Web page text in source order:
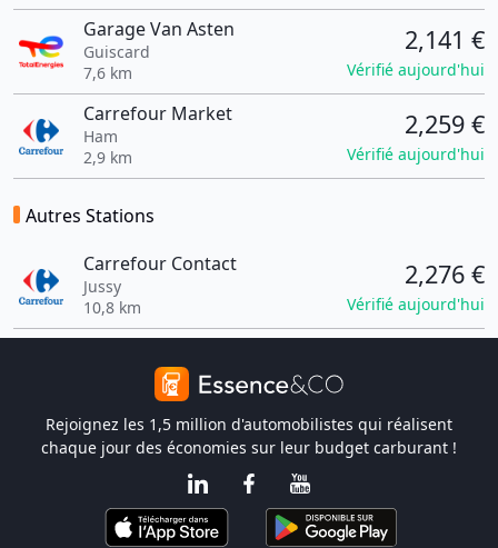
Garage Van Asten
Guiscard
7,6 km
2,141 €
Vérifié aujourd'hui
Carrefour Market
Ham
2,9 km
2,259 €
Vérifié aujourd'hui
Autres Stations
Carrefour Contact
Jussy
10,8 km
2,276 €
Vérifié aujourd'hui
Rejoignez les 1,5 million d'automobilistes qui réalisent
chaque jour des économies sur leur budget carburant !